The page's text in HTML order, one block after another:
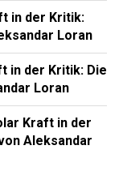
in der Kritik:
Loran
in der Kritik: Die
Loran
Kraft in der
Aleksandar